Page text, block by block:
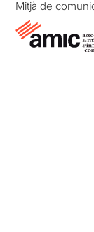
Mitjà de